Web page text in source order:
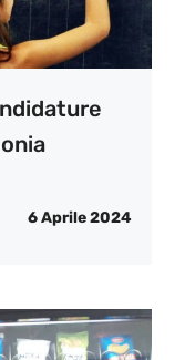
6 Aprile 2024